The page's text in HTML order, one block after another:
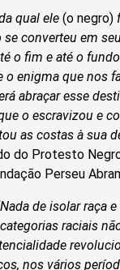
qual ele (o negro)
converteu em
o fim e até o
o enigma que nos
abraçar esse
o escravizou e
as costas à sua
do Protesto
Perseu
de isolar raça
raciais
nos vários